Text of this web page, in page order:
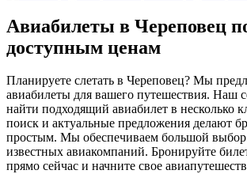
Авиабилеты в Череповец
доступным ценам
Планируете слетать в Череповец? Мы
авиабилеты для вашего путешествия. Наш
найти подходящий авиабилет в несколько
поиск и актуальные предложения делают
простым. Мы обеспечиваем большой выбор
известных авиакомпаний. Бронируйте
прямо сейчас и начните свое